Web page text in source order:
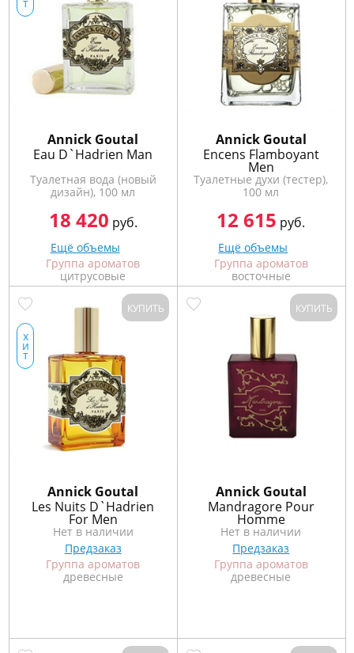
Annick Goutal
Eau D`Hadrien Man
Туалетная вода (новый
дизайн), 100 мл
18 420 руб.
Ещё объемы
Группа ароматов
цитрусовые
Annick Goutal
Encens Flamboyant
Men
Туалетные духи (тестер),
100 мл
12 615 руб.
Ещё объемы
Группа ароматов
восточные
КУПИТЬ
х
и
т
Annick Goutal
Les Nuits D`Hadrien
For Men
Нет в наличии
Предзаказ
Группа ароматов
древесные
КУПИТЬ
Annick Goutal
Mandragore Pour
Homme
Нет в наличии
Предзаказ
Группа ароматов
древесные
06
81